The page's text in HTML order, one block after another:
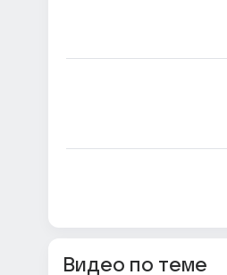
Видео по теме